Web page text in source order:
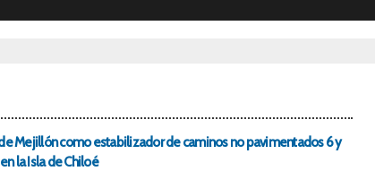
Mejillón como estabilizador de caminos no pavimentados 6 y
la Isla de Chiloé